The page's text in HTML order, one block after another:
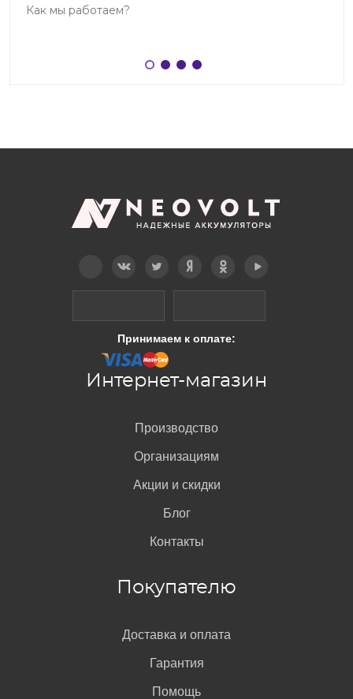
Как мы работаем?
Принимаем к оплате:
Интернет-магазин
Производство
Организациям
Акции и скидки
Блог
Контакты
Покупателю
Доставка и оплата
Гарантия
Помощь